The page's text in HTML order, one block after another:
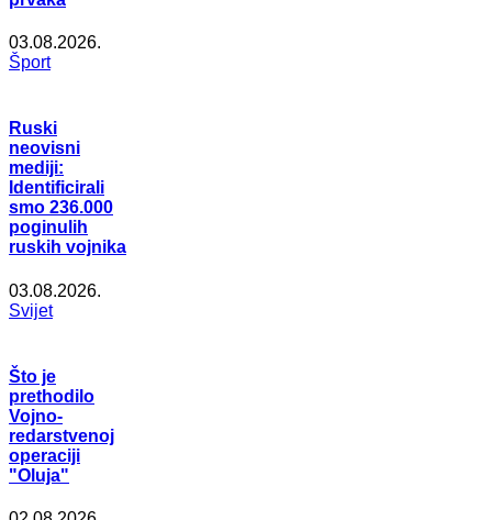
03.08.2026.
Šport
Ruski
neovisni
mediji:
Identificirali
smo 236.000
poginulih
ruskih vojnika
03.08.2026.
Svijet
Što je
prethodilo
Vojno-
redarstvenoj
operaciji
"Oluja"